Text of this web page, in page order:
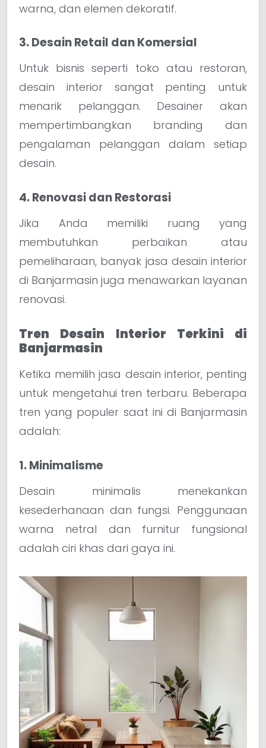
warna, dan elemen dekoratif.
3. Desain Retail dan Komersial
Untuk bisnis seperti toko atau restoran,
desain interior sangat penting untuk
menarik pelanggan. Desainer akan
mempertimbangkan branding dan
pengalaman pelanggan dalam setiap
desain.
4. Renovasi dan Restorasi
Jika Anda memiliki ruang yang
membutuhkan perbaikan atau
pemeliharaan, banyak jasa desain interior
di Banjarmasin juga menawarkan layanan
renovasi.
Tren Desain Interior Terkini di
Banjarmasin
Ketika memilih jasa desain interior, penting
untuk mengetahui tren terbaru. Beberapa
tren yang populer saat ini di Banjarmasin
adalah:
1. Minimalisme
Desain minimalis menekankan
kesederhanaan dan fungsi. Penggunaan
warna netral dan furnitur fungsional
adalah ciri khas dari gaya ini.